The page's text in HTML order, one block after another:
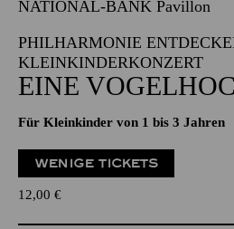
NATIONAL-BANK Pavillon
PHILHARMONIE
KLEINKINDERKONZERT
EINE
Für Kleinkinder von 1 bis 3 Jahren
WENIGE TICKETS
12,00 €